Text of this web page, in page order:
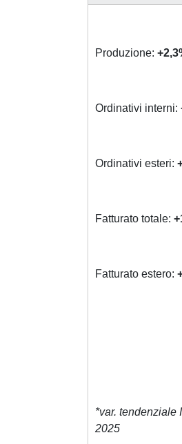
Produzione:
Ordinativi interni:
Ordinativi esteri:
Fatturato totale:
Fatturato estero:
*var. tendenziale
2025